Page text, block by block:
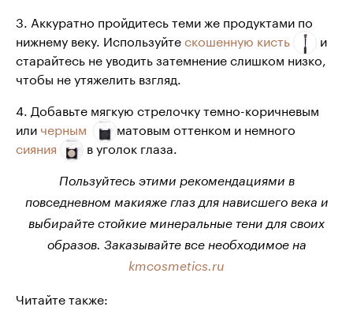
3. Аккуратно пройдитесь теми же продуктами по
нижнему веку. Используйтескошенную кисть
и
старайтесь не уводить затемнение слишком низко,
чтобы не утяжелить взгляд.
4. Добавьте мягкую стрелочку темно-коричневым
или черным
матовым оттенком и немного
сияния
в уголок глаза.
Пользуйтесь этими рекомендациями в
повседневном макияже глаз для нависшего века и
выбирайте стойкие минеральные тени для своих
образов. Заказывайте все необходимое на
kmcosmetics.ru
Читайте также: